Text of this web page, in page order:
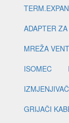
ADAPTER
MREŽA
ISOMEC
GRIJAČI